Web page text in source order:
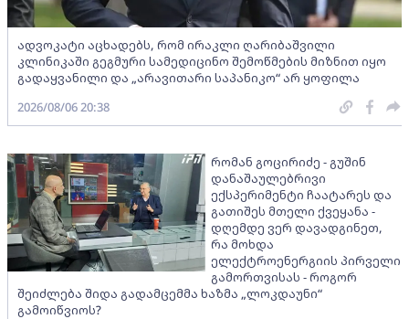
ადვოკატი აცხადებს, რომ ირაკლი ღარიბაშვილი
კლინიკაში გეგმური სამედიცინო შემოწმების მიზნით იყო
გადაყვანილი და „არავითარი საპანიკო“ არ ყოფილა
2026/08/06 20:38
რომან გოცირიძე - გუშინ
დანაშაულებრივი
ექსპერიმენტი ჩაატარეს და
გათიშეს მთელი ქვეყანა -
დღემდე ვერ დავადგინეთ,
რა მოხდა
ელექტროენერგიის პირველი
გამორთვისას - როგორ
შეიძლება შიდა გადამცემმა ხაზმა „ლოკდაუნი“
გამოიწვიოს?